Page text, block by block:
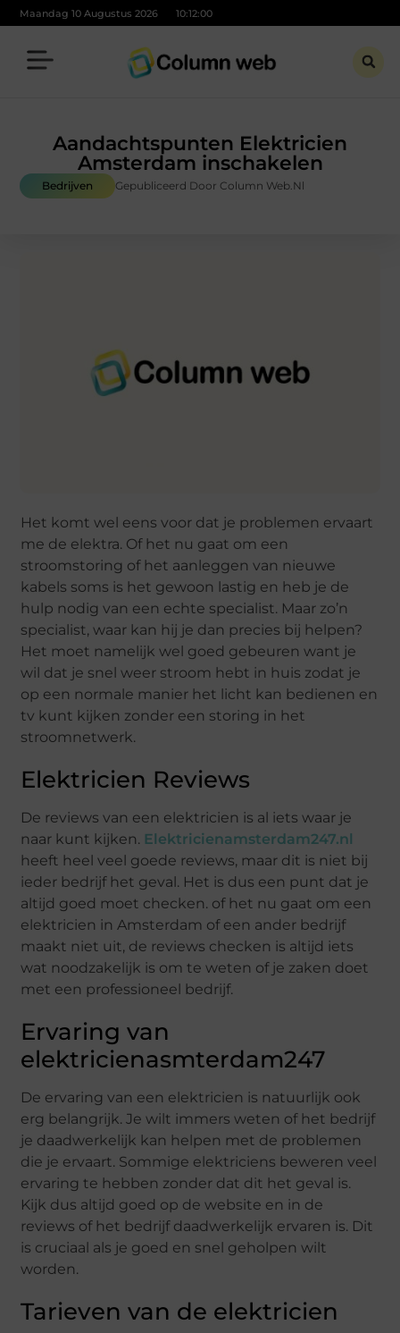
Maandag 10 Augustus 2026 10:12:01
Aandachtspunten Elektricien
Amsterdam inschakelen
Bedrijven Gepubliceerd Door Column Web.nl
Het komt wel eens voor dat je problemen ervaart
me de elektra. Of het nu gaat om een
stroomstoring of het aanleggen van nieuwe
kabels soms is het gewoon lastig en heb je de
hulp nodig van een echte specialist. Maar zo’n
specialist, waar kan hij je dan precies bij helpen?
Het moet namelijk wel goed gebeuren want je
wil dat je snel weer stroom hebt in huis zodat je
op een normale manier het licht kan bedienen en
tv kunt kijken zonder een storing in het
stroomnetwerk.
Elektricien Reviews
De reviews van een elektricien is al iets waar je
naar kunt kijken. Elektricienamsterdam247.nl
heeft heel veel goede reviews, maar dit is niet bij
ieder bedrijf het geval. Het is dus een punt dat je
altijd goed moet checken. of het nu gaat om een
elektricien in Amsterdam of een ander bedrijf
maakt niet uit, de reviews checken is altijd iets
wat noodzakelijk is om te weten of je zaken doet
met een professioneel bedrijf.
Ervaring van
elektricienasmterdam247
De ervaring van een elektricien is natuurlijk ook
erg belangrijk. Je wilt immers weten of het bedrijf
je daadwerkelijk kan helpen met de problemen
die je ervaart. Sommige elektriciens beweren veel
ervaring te hebben zonder dat dit het geval is.
Kijk dus altijd goed op de website en in de
reviews of het bedrijf daadwerkelijk ervaren is. Dit
is cruciaal als je goed en snel geholpen wilt
worden.
Tarieven van de elektricien